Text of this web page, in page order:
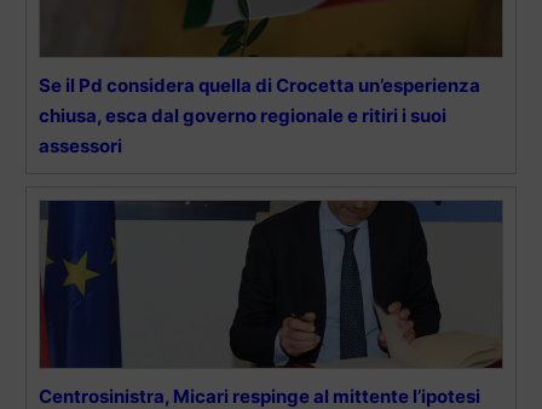
Se il Pd considera quella di Crocetta un’esperienza
chiusa, esca dal governo regionale e ritiri i suoi
assessori
Centrosinistra, Micari respinge al mittente l’ipotesi